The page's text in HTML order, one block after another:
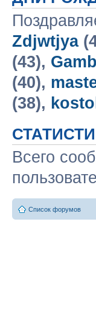
Zdjwtjya
(43),
(40),
(38),
Всего
Список форумов